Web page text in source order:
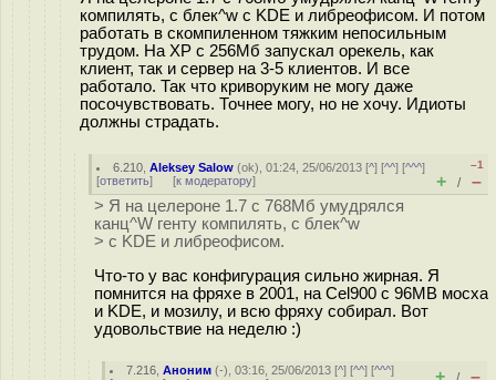
компилять, с блек^w с KDE и либреофисом. И потом
работать в скомпиленном тяжким непосильным
трудом. На XP с 256Мб запускал орекель, как
клиент, так и сервер на 3-5 клиентов. И все
работало. Так что криворуким не могу даже
посочувствовать. Точнее могу, но не хочу. Идиoты
должны страдать.
6.210 ,Aleksey Salow (ok), 01:24, 25/06/2013 [^] [^^] [^^^]
[ответить] [к модератору]
–1
+ / –
> Я на целероне 1.7 с 768Мб умудрялся
канц^W генту компилять, с блек^w
> с KDE и либреофисом.
Что-то у вас конфигурация сильно жирная. Я
помнится на фряхе в 2001, на Cel900 с 96MB мосха
и KDE, и мозилу, и всю фряху собирал. Вот
удовольствие на неделю :)
7.216 ,Аноним (-), 03:16, 25/06/2013 [^] [^^] [^^^]
+ –